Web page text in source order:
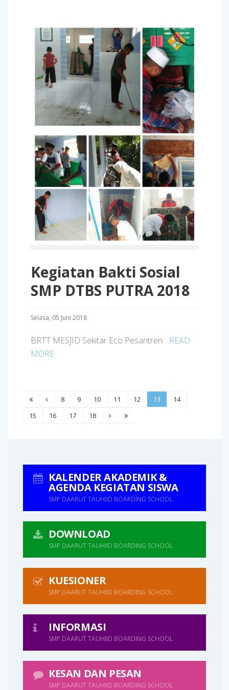
Kegiatan Bakti Sosial
SMP DTBS PUTRA 2018
Selasa, 05 Juni 2018
BRTT MESJID Sekitar Eco Pesantren ...READ
MORE
8 9 10 11 12 13
14
15
16 17 18
KALENDER AKADEMIK &
AGENDA KEGIATAN SISWA
SMP DAARUT TAUHIID BOARDING SCHOOL
DOWNLOAD
SMP DAARUT TAUHIID BOARDING SCHOOL
KUESIONER
SMP DAARUT TAUHIID BOARDING SCHOOL
INFORMASI
SMP DAARUT TAUHIID BOARDING SCHOOL
KESAN DAN PESAN
SMP DAARUT TAUHIID BOARDING SCHOOL